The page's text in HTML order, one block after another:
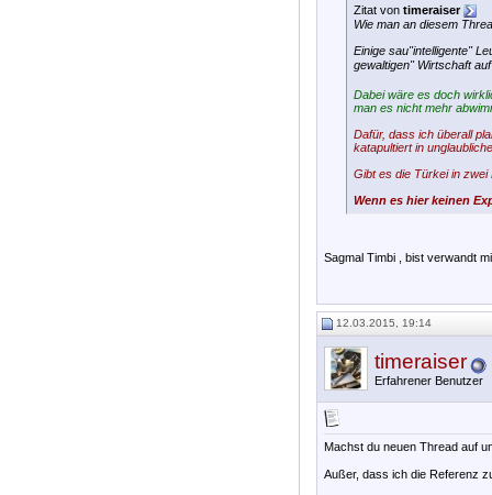
Zitat von timeraiser
Wie man an diesem
Einige sau"intelligente"
gewaltigen" Wirtschaft
Dabei wäre es doch
man es nicht mehr
Dafür, dass ich überall
katapultiert in
Gibt es die Türkei in zwei
Wenn es hier keinen
Sagmal Timbi , bist verwandt
12.03.2015, 19:14
timeraiser
Erfahrener Benutzer
Machst du neuen Thread auf
Außer, dass ich die Referenz